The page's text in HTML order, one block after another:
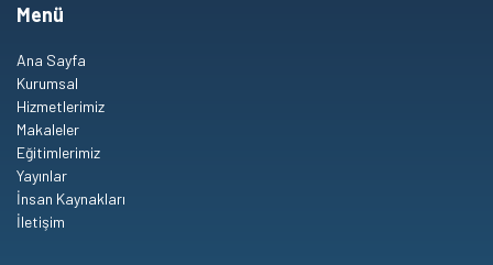
Menü
Ana Sayfa
Kurumsal
Hizmetlerimiz
Makaleler
Eğitimlerimiz
Yayınlar
İnsan Kaynakları
İletişim